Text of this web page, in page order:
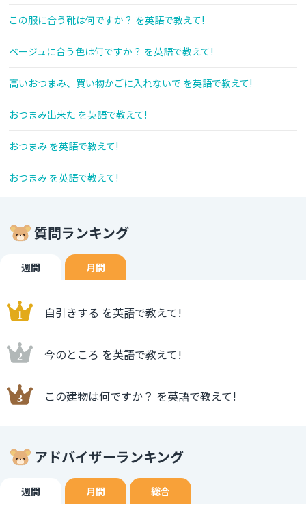
この服に合う靴は何ですか？ を英語で教えて!
ベージュに合う色は何ですか？ を英語で教えて!
高いおつまみ、買い物かごに入れないで を英語で教えて!
おつまみ出来た を英語で教えて!
おつまみ を英語で教えて!
おつまみ を英語で教えて!
質問ランキング
週間 月間
自引きする を英語で教えて!
今のところ を英語で教えて!
この建物は何ですか？ を英語で教えて!
アドバイザーランキング
週間 月間 総合